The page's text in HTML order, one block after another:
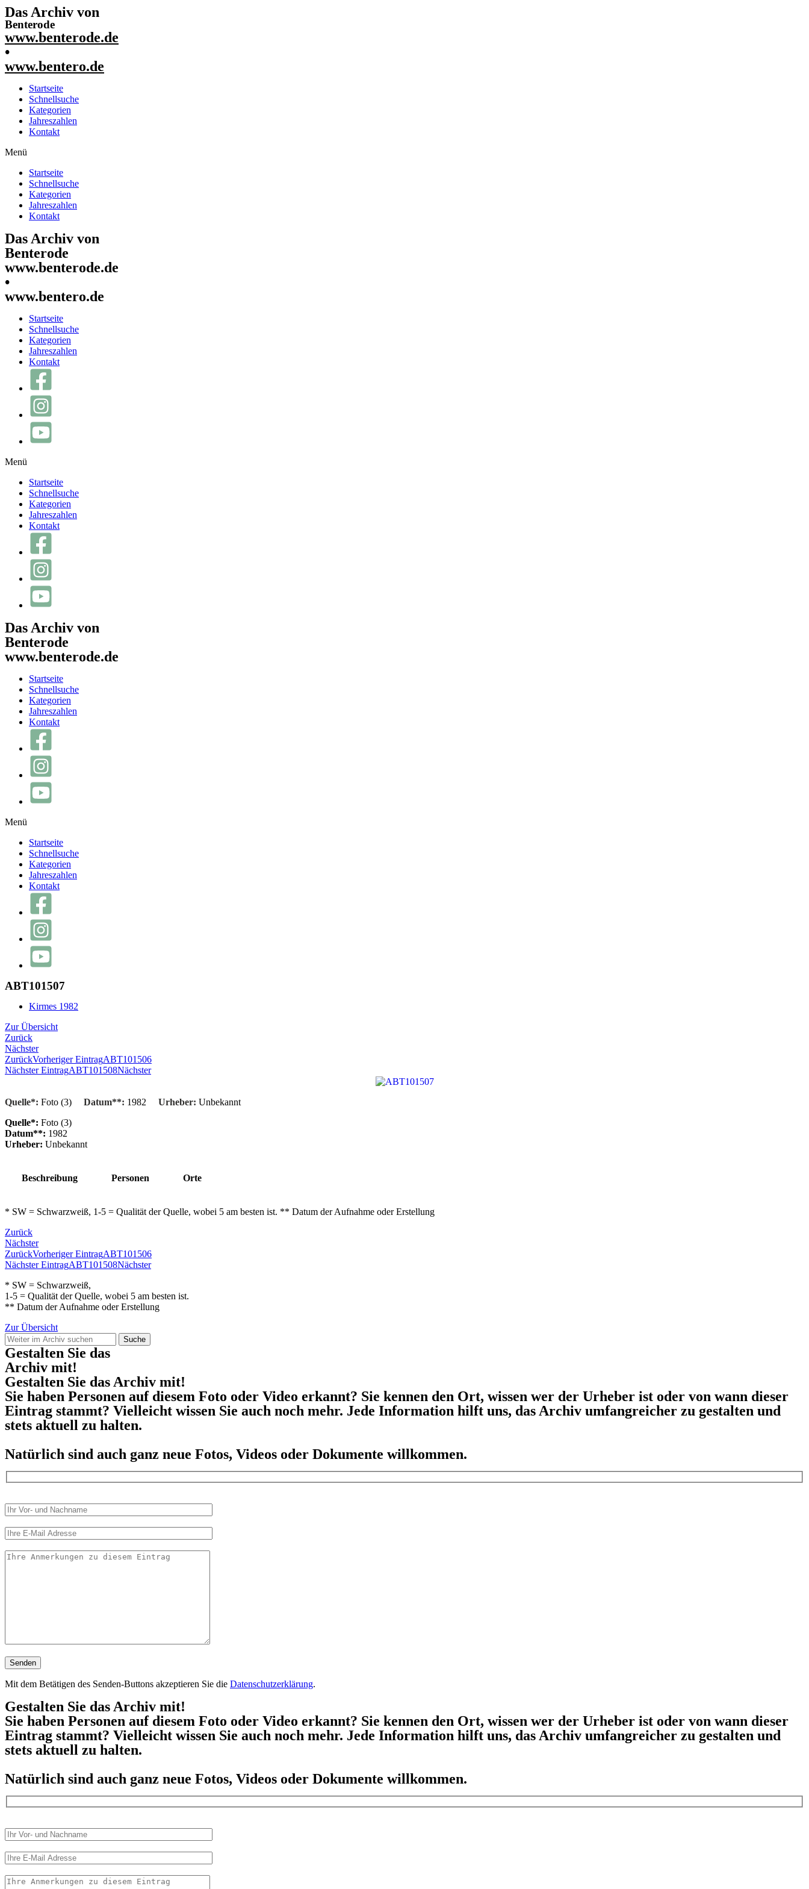
Das Archiv von
Benterode
www.benterode.de
•
www.bentero.de
Startseite
Schnellsuche
Kategorien
Jahreszahlen
Kontakt
Menü
Startseite
Schnellsuche
Kategorien
Jahreszahlen
Kontakt
Das Archiv von
Benterode
www.benterode.de
•
www.bentero.de
Startseite
Schnellsuche
Kategorien
Jahreszahlen
Kontakt
Menü
Startseite
Schnellsuche
Kategorien
Jahreszahlen
Kontakt
Das Archiv von
Benterode
www.benterode.de
Startseite
Schnellsuche
Kategorien
Jahreszahlen
Kontakt
Menü
Startseite
Schnellsuche
Kategorien
Jahreszahlen
Kontakt
ABT101507
Kirmes 1982
Zur Übersicht
Zurück
Nächster
ZurückVorheriger EintragABT101506
Nächster EintragABT101508Nächster
Quelle*: Foto (3) Datum**: 1982 Urheber: Unbekannt
Quelle*: Foto (3)
Datum**: 1982
Urheber: Unbekannt
Beschreibung Personen Orte
* SW = Schwarzweiß, 1-5 = Qualität der Quelle, wobei 5 am besten ist. ** Datum der Aufnahme oder Erstellung
Zurück
Nächster
ZurückVorheriger EintragABT101506
Nächster EintragABT101508Nächster
* SW = Schwarzweiß,
1-5 = Qualität der Quelle, wobei 5 am besten ist.
** Datum der Aufnahme oder Erstellung
Zur Übersicht
Suche
Gestalten Sie das
Archiv mit!
Gestalten Sie das Archiv mit!
Sie haben Personen auf diesem Foto oder Video erkannt? Sie kennen den Ort, wissen wer der Urheber ist oder von wann dieser
Eintrag stammt? Vielleicht wissen Sie auch noch mehr. Jede Information hilft uns, das Archiv umfangreicher zu gestalten und
stets aktuell zu halten.
Natürlich sind auch ganz neue Fotos, Videos oder Dokumente willkommen.
Mit dem Betätigen des Senden-Buttons akzeptieren Sie die Datenschutzerklärung.
Gestalten Sie das Archiv mit!
Sie haben Personen auf diesem Foto oder Video erkannt? Sie kennen den Ort, wissen wer der Urheber ist oder von wann dieser
Eintrag stammt? Vielleicht wissen Sie auch noch mehr. Jede Information hilft uns, das Archiv umfangreicher zu gestalten und
stets aktuell zu halten.
Natürlich sind auch ganz neue Fotos, Videos oder Dokumente willkommen.